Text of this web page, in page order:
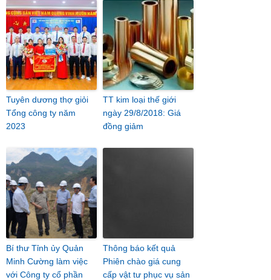
Tuyên dương thợ giỏi
Tổng công ty năm
2023
TT kim loại thế giới
ngày 29/8/2018: Giá
đồng giảm
Bí thư Tỉnh ủy Quản
Minh Cường làm việc
với Công ty cổ phần
Thông báo kết quả
Phiên chào giá cung
cấp vật tư phục vụ sản